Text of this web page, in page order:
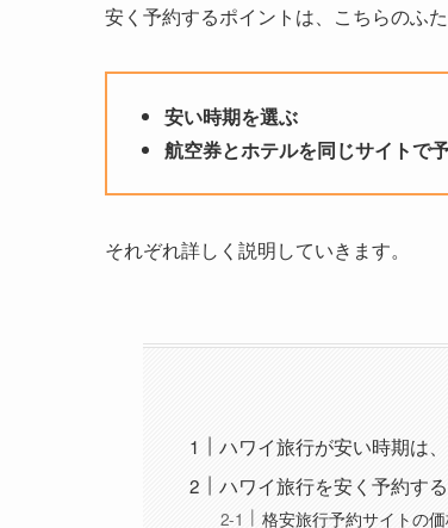
安く予約するポイントは、こちらのふた
安い時期を選ぶ
航空券とホテルを同じサイトで
それぞれ詳しく説明していきます。
ハワイ旅行が安い時期は
ハワイ旅行を安く予約す
格安旅行予約サイトの